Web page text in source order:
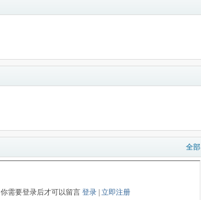
全部
你需要登录后才可以留言 登录| 立即注册